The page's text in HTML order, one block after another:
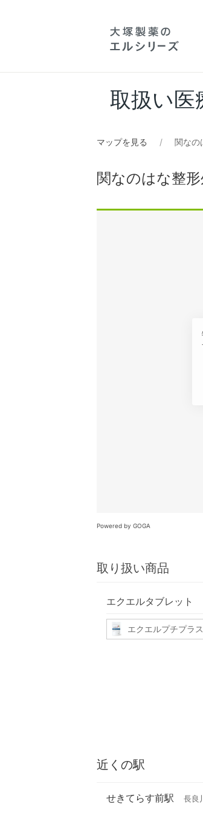
取扱い医
マップを見る 関なの
関なのはな整
Powered by GOGA
取り扱い商品
エクエルタブレット
エクエルプチプラス
近くの駅
せきてらす前駅 長良